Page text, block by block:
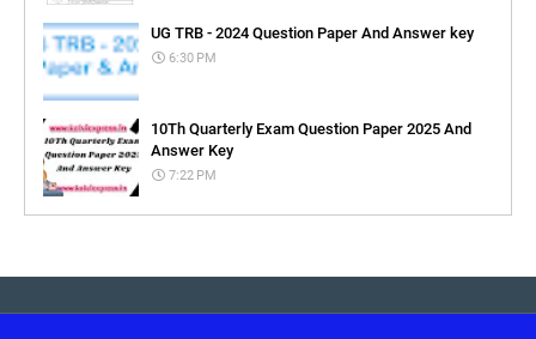
UG TRB - 2024 Question Paper And Answer key
6:30 PM
10Th Quarterly Exam Question Paper 2025 And
Answer Key
7:22 PM